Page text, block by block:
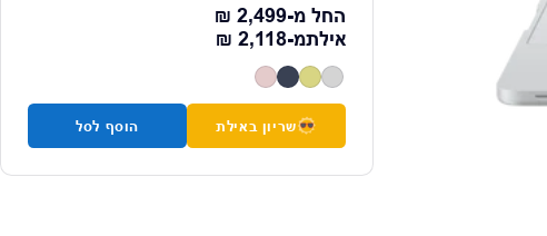
מחיר רגיל
החל מ-2,499 ₪
אילתמ-מחיר רגיל
2,118 ₪
שריון באילת הוסף לסל